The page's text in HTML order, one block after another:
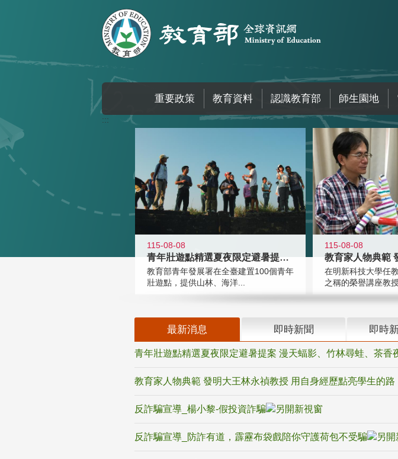
重要政策 教育資料 認識教育部 師生園地
:::
115-08-08
青年壯遊點精選夏夜限定避暑提案 漫
教育部青年發展署在全臺建置100個青年
壯遊點，提供山林、海洋...
115-08-08
在明新科技大學任
之稱的榮譽講座教
最新消息 即時新聞 即時
青年壯遊點精選夏夜限定避暑提案 漫天蝠影、竹林尋蛙、茶香
教育家人物典範 發明大王林永禎教授 用自身經歷點亮學生的路
反詐騙宣導_楊小黎-假投資詐騙
反詐騙宣導_防詐有道，霹靂布袋戲陪你守護荷包不受騙